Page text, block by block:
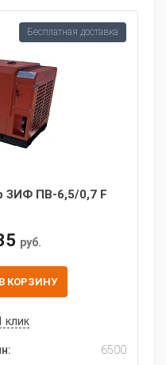
ЗИФ ПВ-6,5/0,7 F
руб.
В КОРЗИНУ
клик
6500
Бесплатная доставка